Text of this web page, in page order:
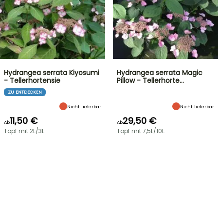
Hydrangea serrata Kiyosumi
- Tellerhortensie
ZU ENTDECKEN
Nicht lieferbar
Ab11,50 €
Topf mit 2L/3L
Hydrangea serrata Magic
Pillow - Tellerhorte…
Nicht lieferbar
Ab29,50 €
Topf mit 7,5L/10L